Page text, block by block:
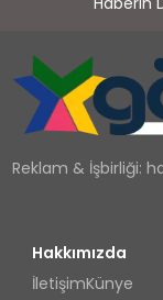
Reklam & İşbirliği:
Hakkımızda
İletişimKünye